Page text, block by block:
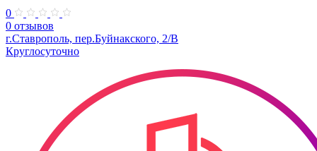
0
0 отзывов
г.Ставрополь, пер.Буйнакского, 2/В
Круглосуточно